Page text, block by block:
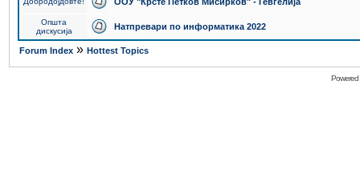
Општа
дискусија
Натпревари по информатика 2022
Forum Index » Hottest Topics